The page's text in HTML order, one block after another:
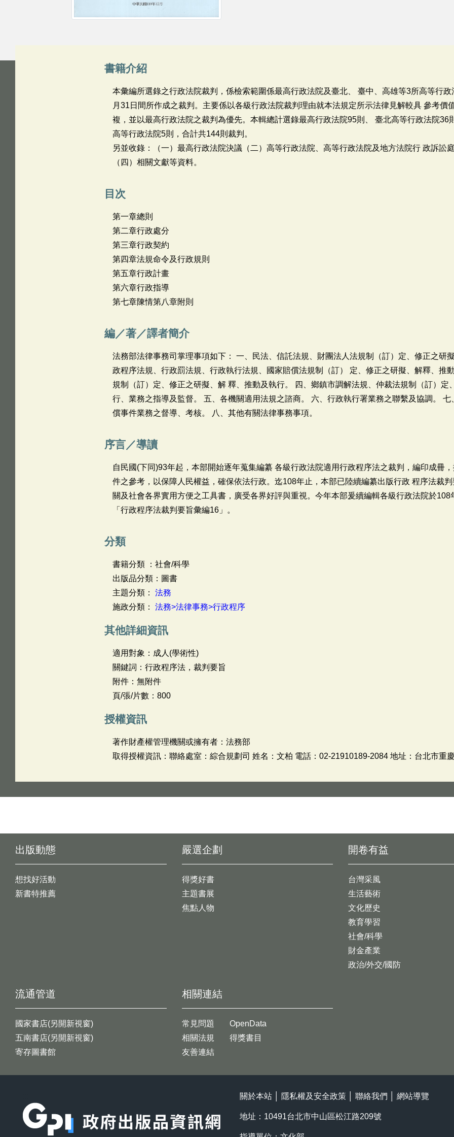
書籍介紹
本彙編所選錄之行政法院裁判，係檢索範圍係最高行政法院及臺北、 臺中、高雄等3所高等行
月31日間所作成之裁判。主要係以各級行政法院裁判理由就本法規定所示法律見解較具 參考價
複，並以最高行政法院之裁判為優先。本輯總計選錄最高行政法院95則、 臺北高等行政法院36
高等行政法院5則，合計共144則裁判。
另並收錄：（一）最高行政法院決議（二）高等行政法院、高等行政法院及地方法院行 政訴訟
（四）相關文獻等資料。
目次
第一章總則
第二章行政處分
第三章行政契約
第四章法規命令及行政規則
第五章行政計畫
第六章行政指導
第七章陳情第八章附則
編／著／譯者簡介
法務部法律事務司掌理事項如下： 一、民法、信託法規、財團法人法規制（訂）定、修正之研
政程序法規、行政罰法規、行政執行法規、國家賠償法規制（訂） 定、修正之研擬、解釋、推
規制（訂）定、修正之研擬、解 釋、推動及執行。 四、鄉鎮市調解法規、仲裁法規制（訂）定
行、業務之指導及監督。 五、各機關適用法規之諮商。 六、行政執行署業務之聯繫及協調。
償事件業務之督導、考核。 八、其他有關法律事務事項。
序言／導讀
自民國(下同)93年起，本部開始逐年蒐集編纂 各級行政法院適用行政程序法之裁判，編印成冊
件之參考，以保障人民權益，確保依法行政。迄108年止，本部已陸續編纂出版行政 程序法裁
關及社會各界實用方便之工具書，廣受各界好評與重視。今年本部爰續編輯各級行政法院於
「行政程序法裁判要旨彙編16」。
分類
書籍分類 ：社會/科學
出版品分類：圖書
主題分類： 法務
施政分類： 法務>法律事務>行政程序
其他詳細資訊
適用對象：成人(學術性)
關鍵詞：行政程序法，裁判要旨
附件：無附件
頁/張/片數：800
授權資訊
著作財產權管理機關或擁有者：法務部
取得授權資訊：聯絡處室：綜合規劃司 姓名：文柏 電話：02-21910189-2084 地址：台北市重
出版動態
想找好活動
新書特推薦
開卷有益
台灣采風
生活藝術
文化歷史
教育學習
社會/科學
財金產業
政治/外交/國防
嚴選企劃
得獎好書
主題書展
焦點人物
流通管道
國家書店(另開新視窗)
五南書店(另開新視窗)
寄存圖書館
相關連結
常見問題
相關法規
友善連結
OpenData
得獎書目
關於本站 隱私權及安全政策 聯絡我們 網站導覽
地址：10491台北市中山區松江路209號